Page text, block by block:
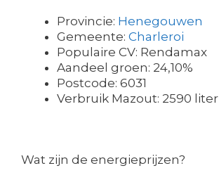
Provincie: Henegouwen
Gemeente: Charleroi
Populaire CV: Rendamax
Aandeel groen: 24,10%
Postcode: 6031
Verbruik Mazout: 2590 liter
Wat zijn de energieprijzen?